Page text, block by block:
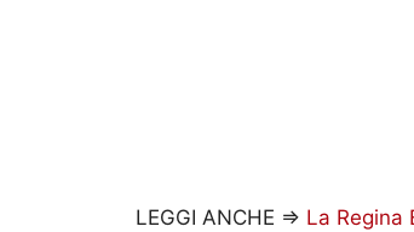
LEGGI ANCHE => La Regina